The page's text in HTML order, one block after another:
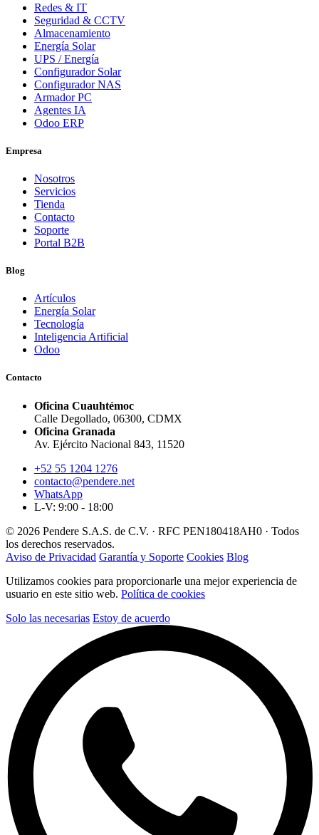
Redes & IT
Seguridad & CCTV
Almacenamiento
Energía Solar
UPS / Energía
Configurador Solar
Configurador NAS
Armador PC
Agentes IA
Odoo ERP
Empresa
Nosotros
Servicios
Tienda
Contacto
Soporte
Portal B2B
Blog
Artículos
Energía Solar
Tecnología
Inteligencia Artificial
Odoo
Contacto
Oficina Cuauhtémoc
Calle Degollado, 06300, CDMX
Oficina Granada
Av. Ejército Nacional 843, 11520
+52 55 1204 1276
contacto@pendere.net
WhatsApp
L-V: 9:00 - 18:00
© 2026 Pendere S.A.S. de C.V. · RFC PEN180418AH0 · Todos
los derechos reservados.
Aviso de Privacidad Garantía y Soporte Cookies Blog
Utilizamos cookies para proporcionarle una mejor experiencia de
usuario en este sitio web. Política de cookies
Solo las necesarias Estoy de acuerdo